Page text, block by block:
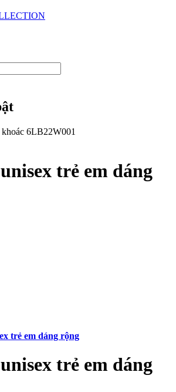
6LB22W001
trẻ em dáng
trẻ em dáng rộng
trẻ em dáng